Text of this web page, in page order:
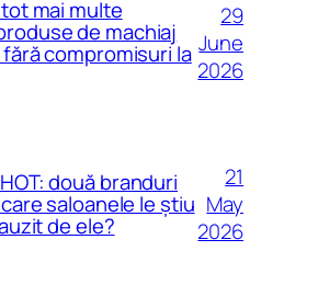
mai multe
de machiaj
compromisuri la
29
June
2026
două branduri
saloanele le știu
de ele?
21
May
2026